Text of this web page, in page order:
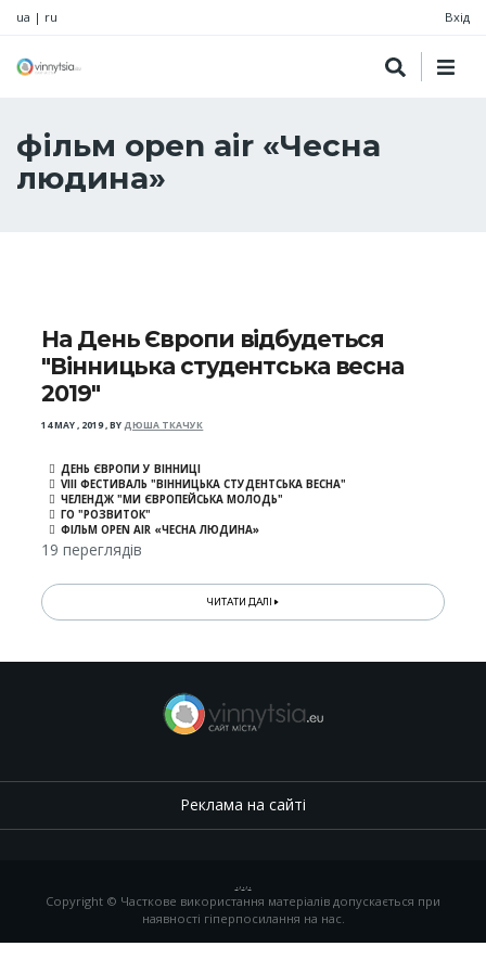
ua | ru Вхід
фільм open air «Чесна
людина»
На День Європи відбудеться
"Вінницька студентська весна
2019"
14 MAY , 2019,BYДЮША ТКАЧУК
ДЕНЬ ЄВРОПИ У ВІННИЦІ
VIII ФЕСТИВАЛЬ "ВІННИЦЬКА СТУДЕНТСЬКА ВЕСНА"
ЧЕЛЕНДЖ "МИ ЄВРОПЕЙСЬКА МОЛОДЬ"
ГО "РОЗВИТОК"
ФІЛЬМ OPEN AIR «ЧЕСНА ЛЮДИНА»
19 переглядів
ЧИТАТИ ДАЛІ
Реклама на сайті
, ,
Copyright © Часткове використання матеріалів допускається при
наявності гіперпосилання на нас.